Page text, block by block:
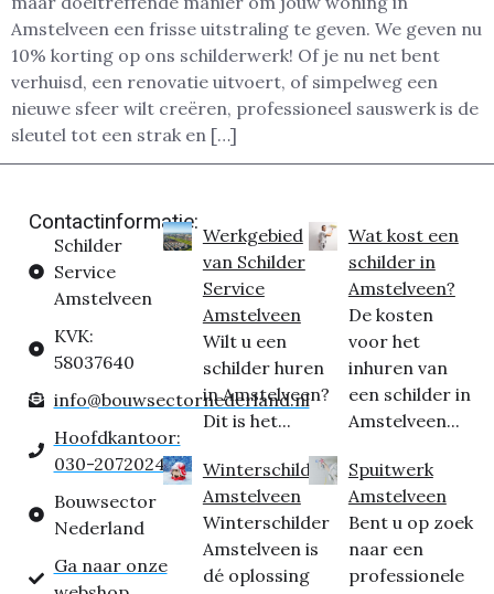
Amstelveen een frisse uitstraling te geven. We geven nu
10% korting op ons schilderwerk! Of je nu net bent
verhuisd, een renovatie uitvoert, of simpelweg een
nieuwe sfeer wilt creëren, professioneel sauswerk is de
sleutel tot een strak en […]
Contactinformatie:
Schilder
Service
Amstelveen
KVK:
58037640
info@bouwsectornederland.nl
Hoofdkantoor:
030-2072024
Bouwsector
Nederland
Ga naar onze
Werkgebied
van Schilder
Service
Amstelveen
Wilt u een
schilder huren
in Amstelveen?
Dit is het...
Winterschilder
Amstelveen
Winterschilder
Amstelveen is
dé oplossing
Wat kost een
schilder in
Amstelveen?
De kosten
voor het
inhuren van
een schilder in
Amstelveen...
Spuitwerk
Amstelveen
Bent u op zoek
naar een
professionele